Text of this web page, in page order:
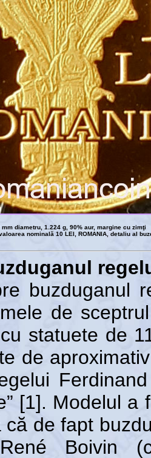
mm diametru, 1.224 g, 90% aur, margine cu zimţi
nominală 10 LEI, ROMANIA, detaliu al
buzduganul
de
statuete de
de
[1]. Modelul
că de fapt
Boivin